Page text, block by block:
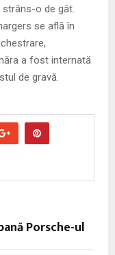
o de gât.
se află în
a fost internată
de gravă.
Porsche-ul